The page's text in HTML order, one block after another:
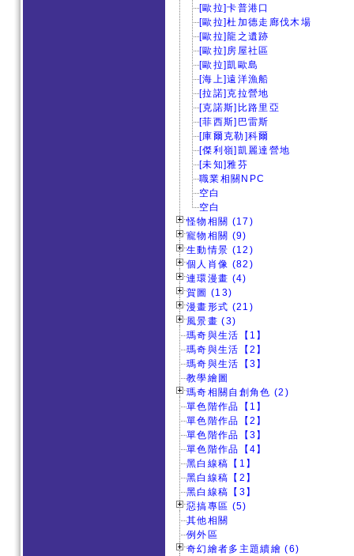
[歐拉]卡普港口
[歐拉]杜加德走廊伐木場
[歐拉]龍之遺跡
[歐拉]房屋社區
[歐拉]凱歐島
[海上]遠洋漁船
[拉諾]克拉營地
[克諾斯]比路里亞
[菲西斯]巴雷斯
[庫爾克勒]科爾
[傑利嶺]凱麗達營地
[未知]雅芬
職業相關NPC
空白
空白
怪物相關 (17)
寵物相關 (9)
生動情景 (12)
個人肖像 (82)
連環漫畫 (4)
賀圖 (13)
漫畫形式 (21)
風景畫 (3)
瑪奇與生活【1】
瑪奇與生活【2】
瑪奇與生活【3】
教學繪圖
瑪奇相關自創角色 (2)
單色階作品【1】
單色階作品【2】
單色階作品【3】
單色階作品【4】
黑白線稿【1】
黑白線稿【2】
黑白線稿【3】
惡搞專區 (5)
其他相關
例外區
奇幻繪者多主題續繪 (6)